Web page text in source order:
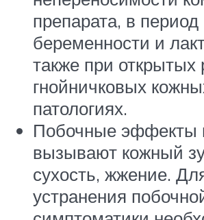
препарата, в период
беременности и
также при открытых
гнойничковых
патологиях.
Побочные эффекты
вызывают кожный
сухость, жжение.
устранения